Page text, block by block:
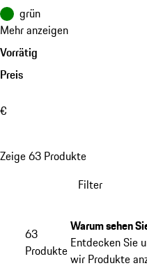
grün
Mehr anzeigen
Vorrätig
Preis
€
Zeige 63 Produkte
Filter
63
Produkte
Warum sehen
Entdecken Sie
wir Produkte